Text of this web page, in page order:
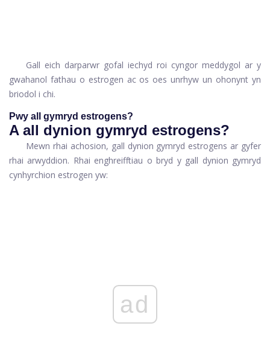
Gall eich darparwr gofal iechyd roi cyngor meddygol ar y
gwahanol fathau o estrogen ac os oes unrhyw un ohonynt yn
briodol i chi.
Pwy all gymryd estrogens?
A all dynion gymryd estrogens?
Mewn rhai achosion, gall dynion gymryd estrogens ar gyfer
rhai arwyddion. Rhai enghreifftiau o bryd y gall dynion gymryd
cynhyrchion estrogen yw:
ad